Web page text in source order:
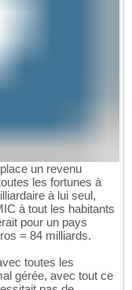
un revenu
les fortunes à
à lui seul,
à tout les habitants
pour un pays
= 84 milliards.
toutes les
gérée, avec tout ce